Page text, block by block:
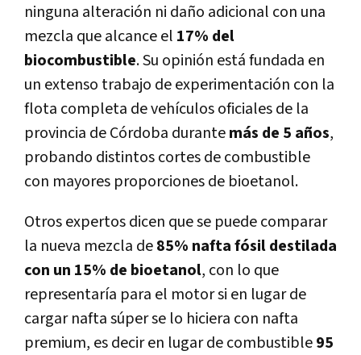
ninguna alteración ni daño adicional con una
mezcla que alcance el 17% del
biocombustible. Su opinión está fundada en
un extenso trabajo de experimentación con la
flota completa de vehículos oficiales de la
provincia de Córdoba durantemás de 5 años,
probando distintos cortes de combustible
con mayores proporciones de bioetanol.
Otros expertos dicen que se puede comparar
la nueva mezcla de85% nafta fósil destilada
con un 15% de bioetanol, con lo que
representaría para el motor si en lugar de
cargar nafta súper se lo hiciera con nafta
premium, es decir en lugar de combustible95